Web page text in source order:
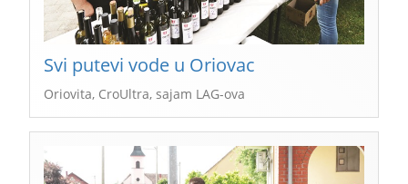
Svi putevi vode u Oriovac
Oriovita, CroUltra, sajam LAG-ova